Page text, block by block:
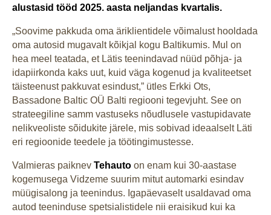
alustasid tööd 2025. aasta neljandas kvartalis.
„Soovime pakkuda oma äriklientidele võimalust hooldada
oma autosid mugavalt kõikjal kogu Baltikumis. Mul on
hea meel teatada, et Lätis teenindavad nüüd põhja- ja
idapiirkonda kaks uut, kuid väga kogenud ja kvaliteetset
täisteenust pakkuvat esindust,” ütles Erkki Ots,
Bassadone Baltic OÜ Balti regiooni tegevjuht. See on
strateegiline samm vastuseks nõudlusele vastupidavate
nelikveoliste sõidukite järele, mis sobivad ideaalselt Läti
eri regioonide teedele ja töötingimustesse.
Valmieras paiknev Tehauto on enam kui 30-aastase
kogemusega Vidzeme suurim mitut automarki esindav
müügisalong ja teenindus. Igapäevaselt usaldavad oma
autod teeninduse spetsialistidele nii eraisikud kui ka